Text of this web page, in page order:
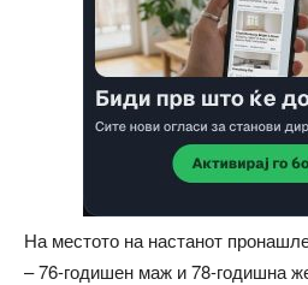
На местото на настанот
– 76-годишен маж и 78-годишна